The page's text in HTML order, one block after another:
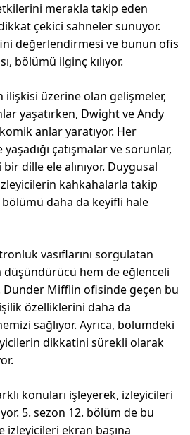
merakla takip eden
çekici sahneler sunuyor.
değerlendirmesi ve bunun ofis
bölümü ilginç kılıyor.
ilişkisi üzerine olan gelişmeler,
yaşatırken, Dwight ve Andy
anlar yaratıyor. Her
çatışmalar ve sorunlar,
dille ele alınıyor. Duygusal
kahkahalarla takip
daha da keyifli hale
vasıflarını sorgulatan
düşündürücü hem de eğlenceli
Mifflin ofisinde geçen bu
özelliklerini daha da
sağlıyor. Ayrıca, bölümdeki
dikkatini sürekli olarak
konuları işleyerek, izleyicileri
5. sezon 12. bölüm de bu
ekran başına